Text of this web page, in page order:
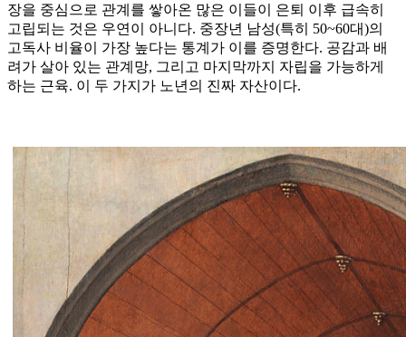
장을 중심으로 관계를 쌓아온 많은 이들이 은퇴 이후 급속히
고립되는 것은 우연이 아니다. 중장년 남성(특히 50~60대)의
고독사 비율이 가장 높다는 통계가 이를 증명한다. 공감과 배
려가 살아 있는 관계망, 그리고 마지막까지 자립을 가능하게
하는 근육. 이 두 가지가 노년의 진짜 자산이다.